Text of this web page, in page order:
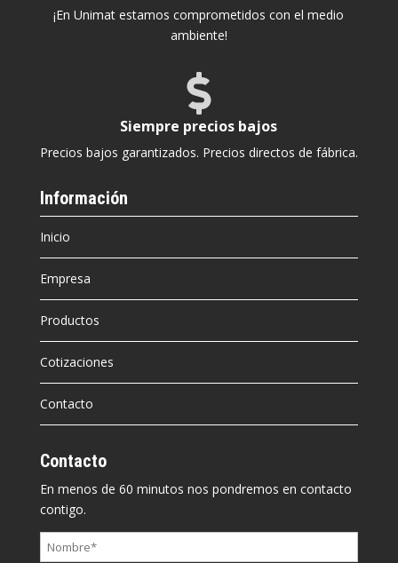
¡En Unimat estamos comprometidos con el medio
ambiente!

Siempre precios bajos
Precios bajos garantizados. Precios directos de fábrica.
Información
Inicio
Empresa
Productos
Cotizaciones
Contacto
Contacto
En menos de 60 minutos nos pondremos en contacto
contigo.